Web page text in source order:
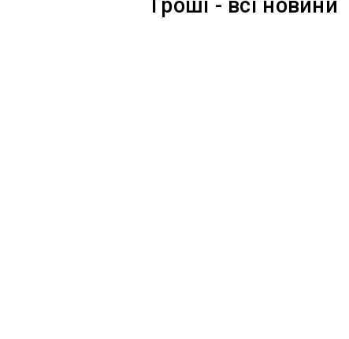
Гроші - всі новини